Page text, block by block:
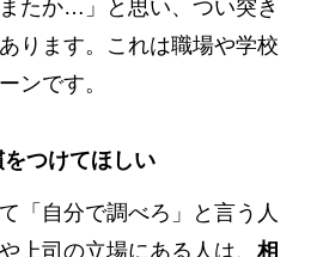
たか…」と思い、つい突き
ります。これは職場や学校
ンです。
つけてほしい
「自分で調べろ」と言う人
上司の立場にある人は、 相